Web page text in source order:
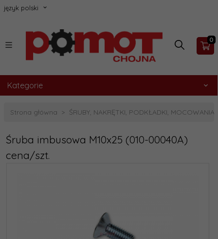
język polski
0
Kategorie
Strona główna ŚRUBY, NAKRĘTKI, PODKŁADKI, MOCOWANIA
Śruba imbusowa M10x25 (010-00040A)
cena/szt.